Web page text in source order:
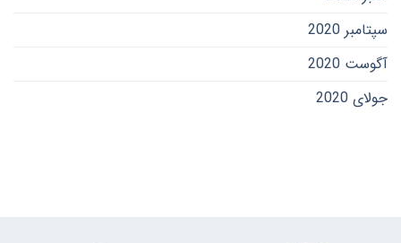
سپتامبر 2020
آگوست 2020
جولای 2020